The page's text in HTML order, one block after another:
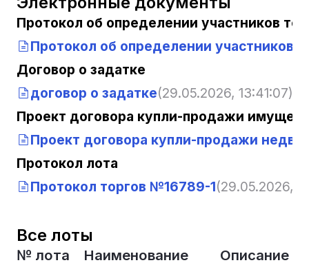
Протокол об определении участников
Протокол об определении участников
Договор о задатке
договор о задатке(29.05.2026, 13:41:07)
Проект договора купли-продажи
Проект договора купли-продажи
Протокол лота
Протокол торгов №16789-1(29.05.2026,
Все лоты
№ лота Наименование Описание